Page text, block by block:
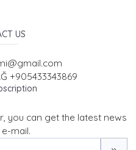
US
+905433343869
you can get the latest news
mail.